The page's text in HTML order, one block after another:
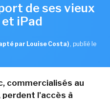
de ses vieux
iPad
par Louise Costa) , publié le
commercialisés au
perdent l'accès à